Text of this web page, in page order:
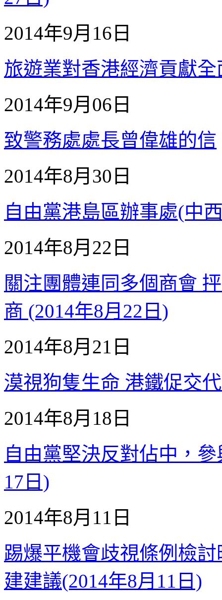
2014年9月16日
旅遊業對香港經濟貢獻
2014年9月06日
致警務處處長曾偉雄的信
2014年8月30日
自由黨港島區辦事處(中
2014年8月22日
關注團體連同多個商會
商 (2014年8月22日)
2014年8月21日
漠視狗隻生命 港鐵促交
2014年8月18日
自由黨堅決反對佔中，
17日)
2014年8月11日
踢爆平機會歧視條例檢
建建議(2014年8月11日)